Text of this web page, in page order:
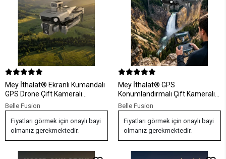
Mey İthalat® Ekranlı Kumandalı
GPS Drone Çift Kameralı
Katlanabilir Hava Aracı
Belle Fusion
Fiyatları görmek için onaylı bayi
olmanız gerekmektedir.
Mey İthalat® GPS
Konumlandırmalı Çift Kameralı
Drone Canlı Görüntü Aktarımlı
Belle Fusion
Fiyatları görmek için onaylı bayi
olmanız gerekmektedir.